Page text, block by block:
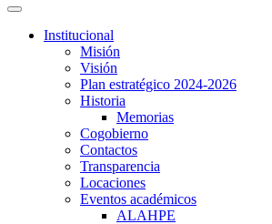
Institucional
Misión
Visión
Plan estratégico 2024-2026
Historia
Memorias
Cogobierno
Contactos
Transparencia
Locaciones
Eventos académicos
ALAHPE